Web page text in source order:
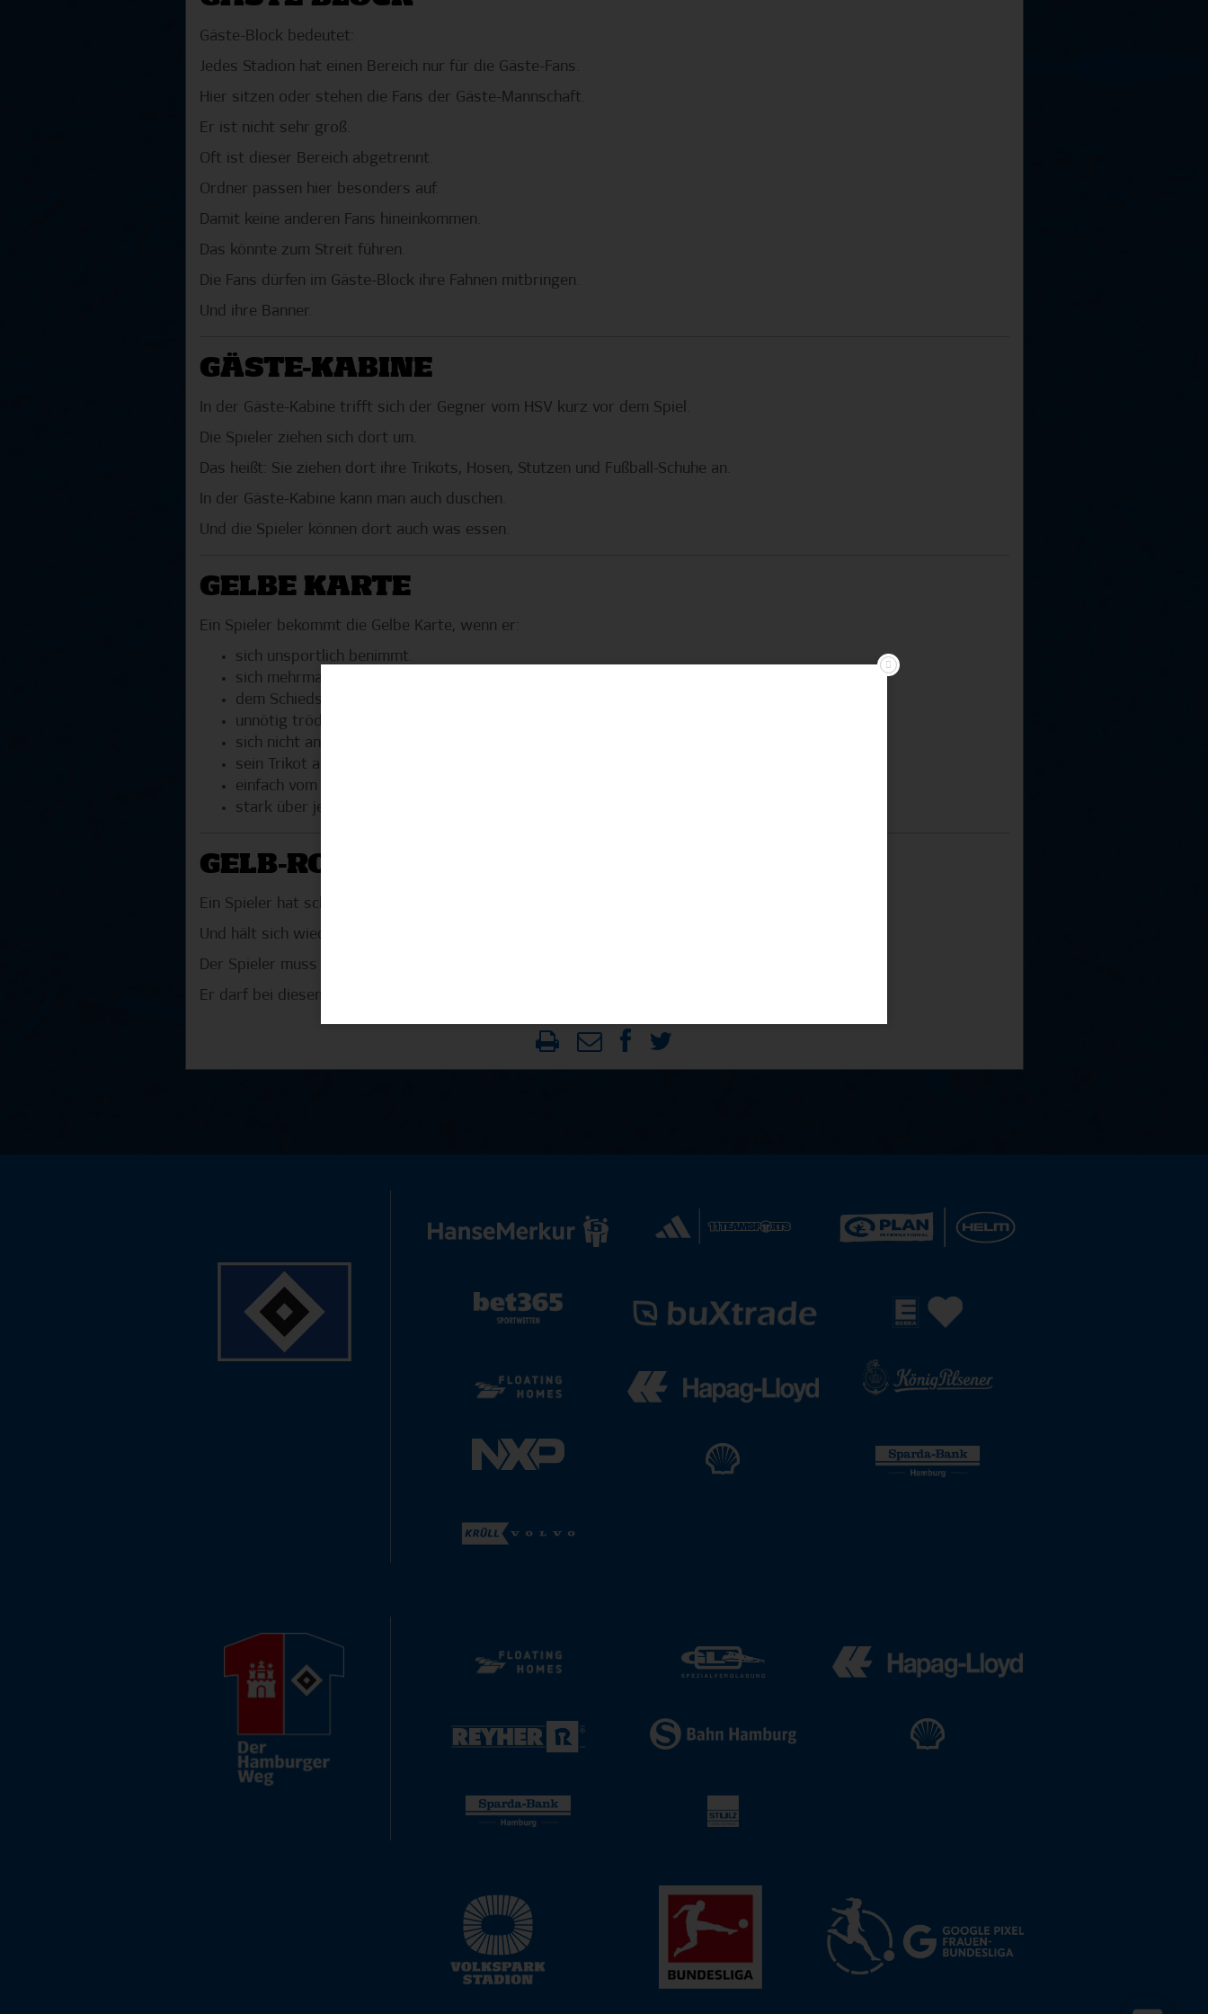
Gäste-Block bedeutet:
Jedes Stadion hat einen Bereich nur für die Gäste-Fans.
Hier sitzen oder stehen die Fans der Gäste-Mannschaft.
Er ist nicht sehr groß.
Oft ist dieser Bereich abgetrennt.
Ordner passen hier besonders auf.
Damit keine anderen Fans hineinkommen.
Das könnte zum Streit führen.
Die Fans dürfen im Gäste-Block ihre Fahnen mitbringen.
Und ihre Banner.
GÄSTE-KABINE
In der Gäste-Kabine trifft sich der Gegner vom HSV kurz vor dem Spiel.
Die Spieler ziehen sich dort um.
Das heißt: Sie ziehen dort ihre Trikots, Hosen, Stutzen und Fußball-Schuhe an.
In der Gäste-Kabine kann man auch duschen.
Und die Spieler können dort auch was essen.
GELBE KARTE
Ein Spieler bekommt die Gelbe Karte, wenn er:
sich unsportlich benimmt.
sich mehrmals nicht an die Regeln hält.
dem Schiedsrichter widerspricht oder unangemessen protestiert.
unnötig trödelt.
sich nicht an die Abstände beim Eckstoß, Freistoß oder Einwurf hält.
sein Trikot auszieht. Zum Beispiel: Weil er sich über ein Tor freut.
einfach vom Feld geht.
stark über jemanden schimpft
GELB-­ROTE-­KARTE
Ein Spieler hat schon eine Gelbe Karte bekommen.
Und hält sich wieder nicht an die Regeln.
Der Spieler muss das Spiel-Feld verlassen.
Er darf bei diesem Spiel nicht mehr mitspielen.